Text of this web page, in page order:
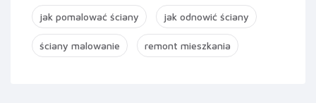
jak pomalować ściany jak odnowić ściany
ściany malowanie remont mieszkania